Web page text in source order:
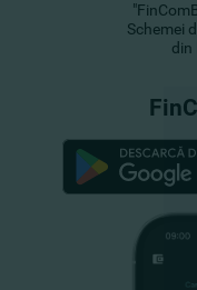
Schemei
din